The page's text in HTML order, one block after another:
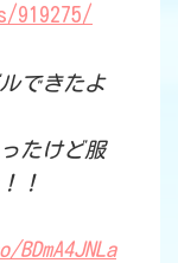
できたよ
たけど服
！